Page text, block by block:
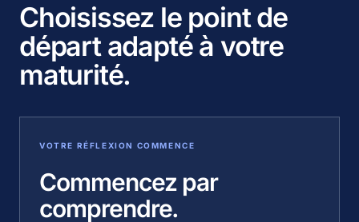
Choisissez le point de
départ adapté à votre
maturité.
VOTRE RÉFLEXION COMMENCE
Commencez par
comprendre.